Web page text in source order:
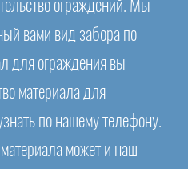
ограждений. Мы
вами вид забора по
для ограждения вы
материала для
по нашему телефону.
материала может и наш